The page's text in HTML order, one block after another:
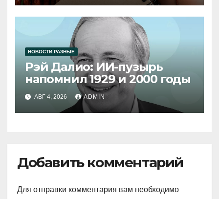
НОВОСТИ РАЗНЫЕ
Рэй Далио: ИИ-пузырь
напомнил 1929 и 2000 годы
АВГ 4, 2026 ADMIN
Добавить комментарий
Для отправки комментария вам необходимо